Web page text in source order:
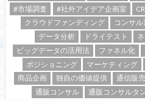
#市場調査
#社外アイデア企画室
クラウドファンディング
コンサル
データ分析
ドライテスト
ビッグデータの活用法
ファネル化
ポジショニング
マーケティング
商品企画
独自の価値提供 通信販
通販コンサル
通販コンサルタ